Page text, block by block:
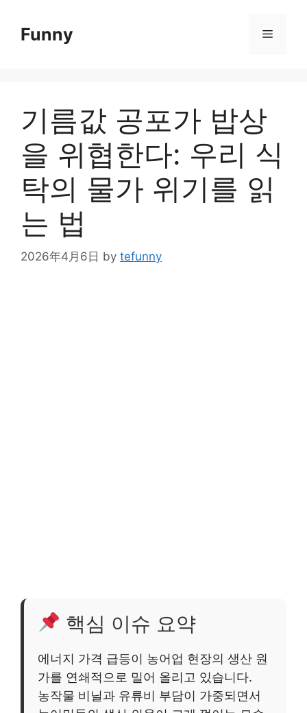
contentFunny Menu
기름값 공포가 밥상
을 위협한다: 우리 식
탁의 물가 위기를 읽
는 법
2026年4月6日 by tefunny
핵심 이슈 요약
에너지 가격 급등이 농어업 현장의 생산 원
가를 연쇄적으로 밀어 올리고 있습니다.
농작물 비닐과 유류비 부담이 가중되면서